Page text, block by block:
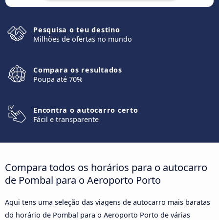
Pesquisa o teu destino
Milhões de ofertas no mundo
Compara os resultados
Poupa até 70%
Encontra o autocarro certo
Fácil e transparente
Compara todos os horários para o autocarro
de Pombal para o Aeroporto Porto
Aqui tens uma seleção das viagens de autocarro mais baratas
do horário de Pombal para o Aeroporto Porto de várias